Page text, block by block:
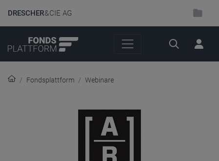
DRESCHER& CIE AG
Suche
Fondsplattform Webinare